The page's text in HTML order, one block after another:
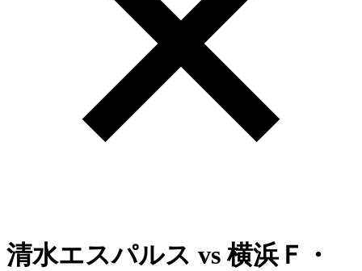
清水エスパルス vs横浜Ｆ・